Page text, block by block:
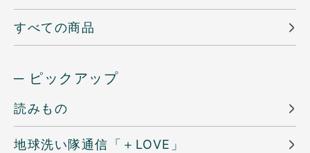
すべての商品
─ ピックアップ
読みもの
地球洗い隊通信「＋LOVE」